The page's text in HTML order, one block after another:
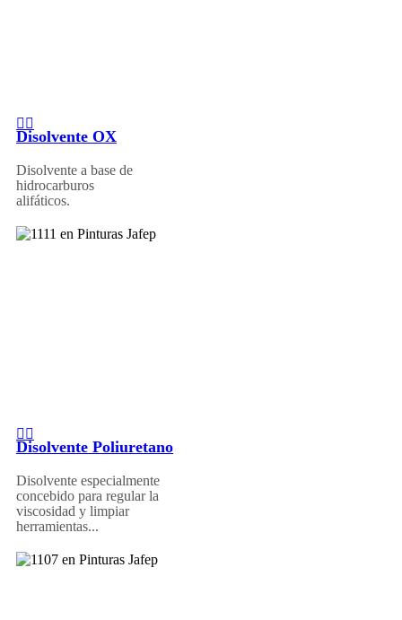
Disolvente OX
Disolvente a base de
hidrocarburos
alifáticos.
Disolvente Poliuretano
Disolvente especialmente
concebido para regular la
viscosidad y limpiar
herramientas...